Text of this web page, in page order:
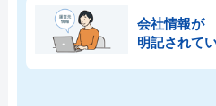
会社情報が
明記されて